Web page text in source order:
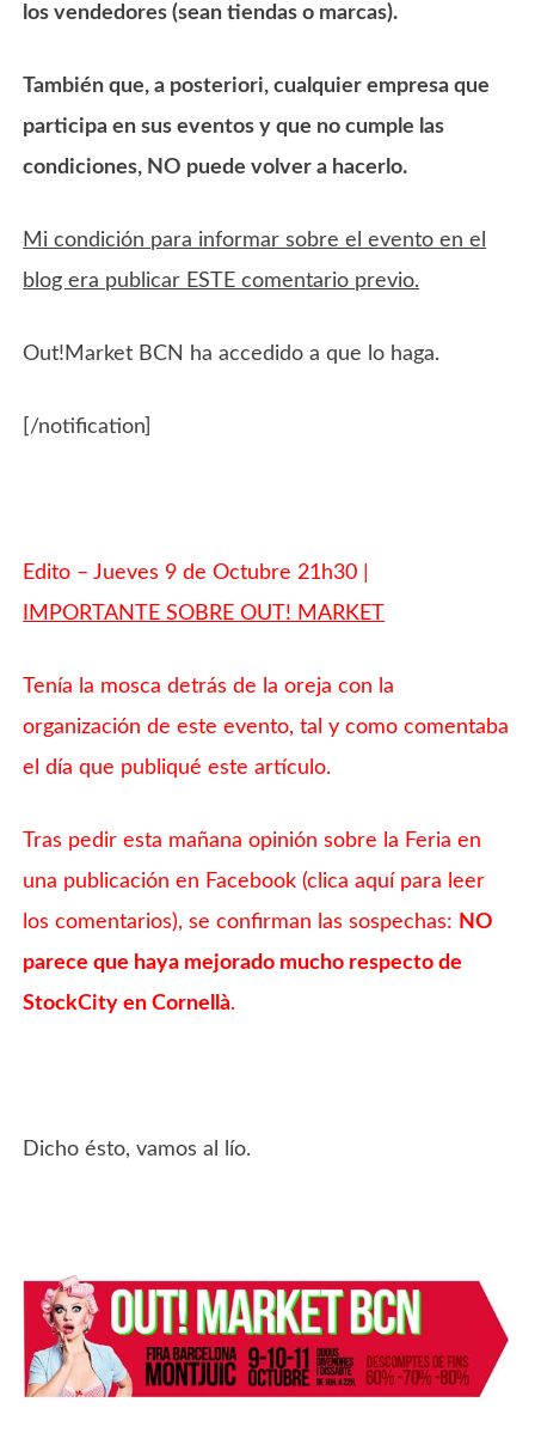
los vendedores (sean tiendas o marcas).
También que, a posteriori, cualquier empresa que
participa en sus eventos y que no cumple las
condiciones, NO puede volver a hacerlo.
Mi condición para informar sobre el evento en el
blog era publicar ESTE comentario previo.
Out!Market BCN ha accedido a que lo haga.
[/notification]
Edito – Jueves 9 de Octubre 21h30 |
IMPORTANTE SOBRE OUT! MARKET
Tenía la mosca detrás de la oreja con la
organización de este evento, tal y como comentaba
el día que publiqué este artículo.
Tras pedir esta mañana opinión sobre la Feria en
una publicación en Facebook (clica aquí para leer
los comentarios), se confirman las sospechas: NO
parece que haya mejorado mucho respecto de
StockCity en Cornellà.
Dicho ésto, vamos al lío.